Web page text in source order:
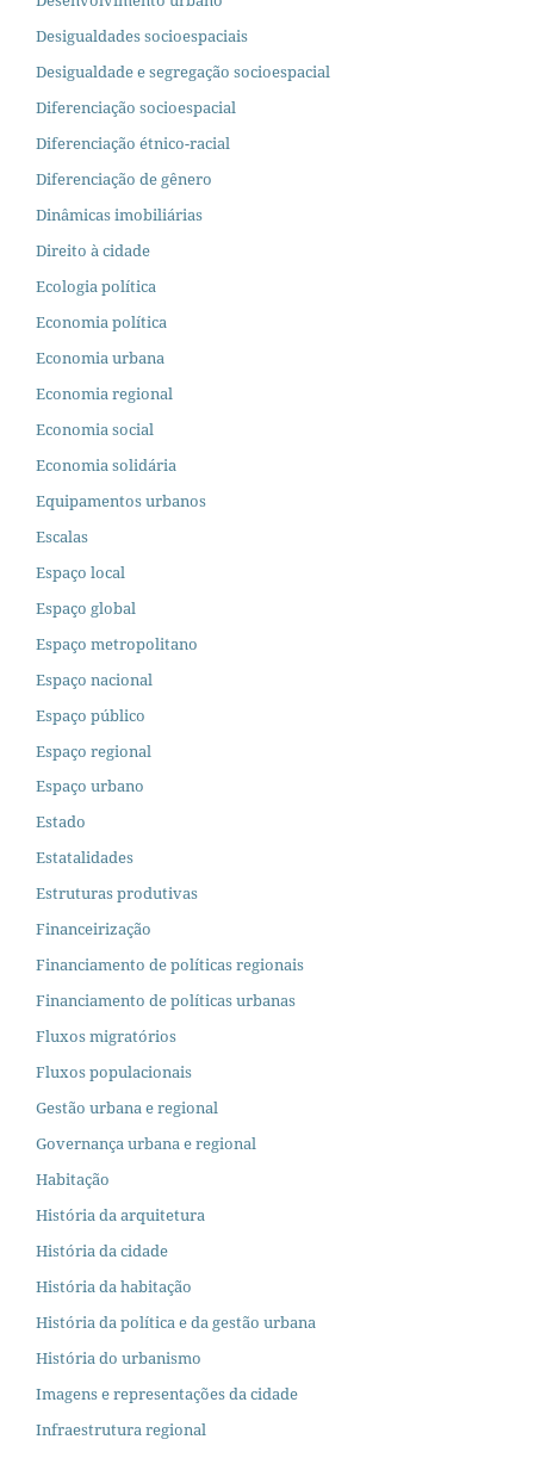
Desigualdades socioespaciais
Desigualdade e segregação socioespacial
Diferenciação socioespacial
Diferenciação étnico-racial
Diferenciação de gênero
Dinâmicas imobiliárias
Direito à cidade
Ecologia política
Economia política
Economia urbana
Economia regional
Economia social
Economia solidária
Equipamentos urbanos
Escalas
Espaço local
Espaço global
Espaço metropolitano
Espaço nacional
Espaço público
Espaço regional
Espaço urbano
Estado
Estatalidades
Estruturas produtivas
Financeirização
Financiamento de políticas regionais
Financiamento de políticas urbanas
Fluxos migratórios
Fluxos populacionais
Gestão urbana e regional
Governança urbana e regional
Habitação
História da arquitetura
História da cidade
História da habitação
História da política e da gestão urbana
História do urbanismo
Imagens e representações da cidade
Infraestrutura regional